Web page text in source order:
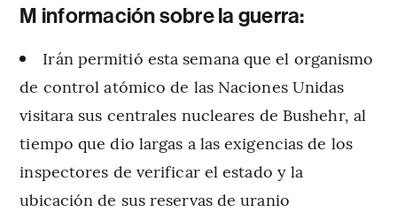
M información sobre la guerra:
Irán permitió esta semana que el organismo
de control atómico de las Naciones Unidas
visitara sus centrales nucleares de Bushehr, al
tiempo que dio largas a las exigencias de los
inspectores de verificar el estado y la
ubicación de sus reservas de uranio